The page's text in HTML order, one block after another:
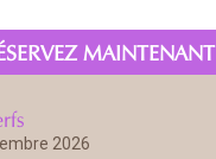
MAINTENANT
2026